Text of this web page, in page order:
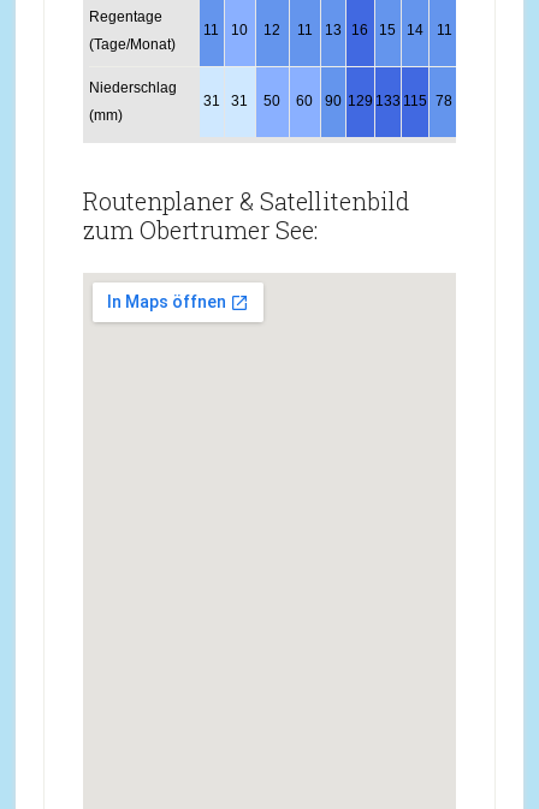
Regentage
(Tage/Monat)
11 10 12 11 13 16 15 14 11
Niederschlag
(mm)
31 31 50 60 90 129 133 115 78
Routenplaner & Satellitenbild
zum Obertrumer See: